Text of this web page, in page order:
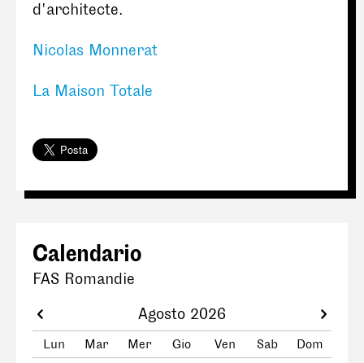
d'architecte.
Nicolas Monnerat
La Maison Totale
Calendario
FAS Romandie
Agosto 2026
Lun Mar Mer Gio Ven Sab
Dom